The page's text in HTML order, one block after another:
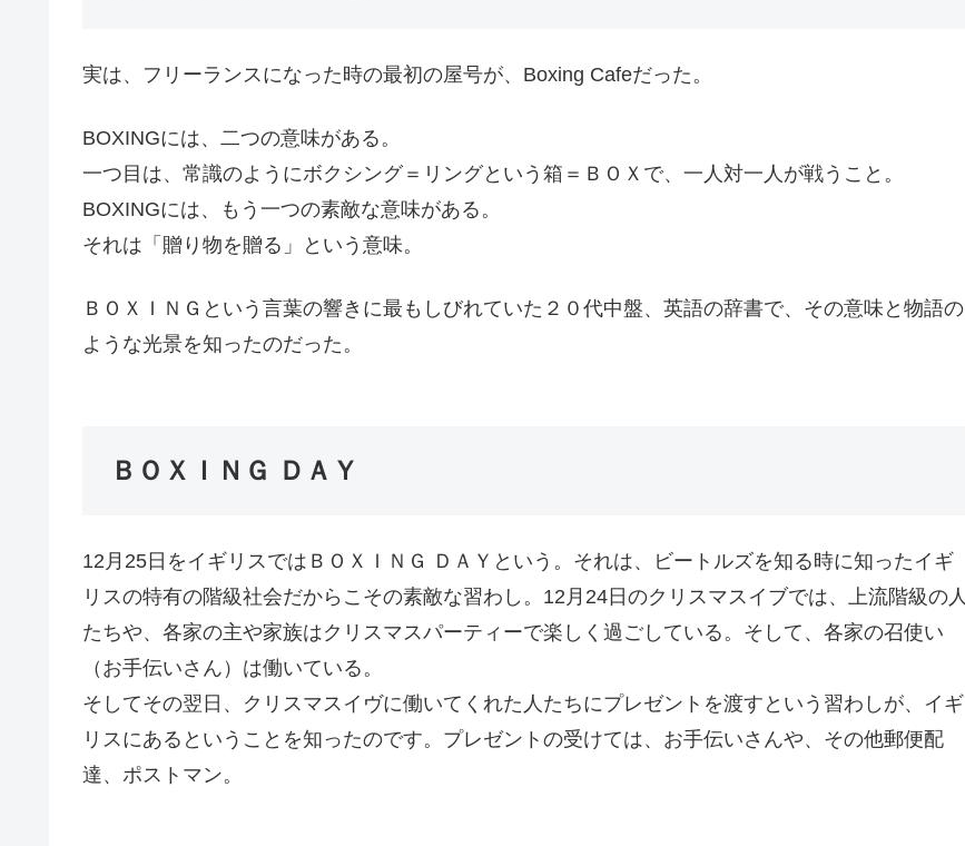
実は、フリーランスになった時の最初の屋号が、Boxing Cafeだった。
BOXINGには、二つの意味がある。
一つ目は、常識のようにボクシング＝リングという箱＝ＢＯＸで、一人対一人が戦うこと。
BOXINGには、もう一つの素敵な意味がある。
それは「贈り物を贈る」という意味。
ＢＯＸＩＮＧという言葉の響きに最もしびれていた２０代中盤、英語の辞書で、その意味と物語の
ような光景を知ったのだった。
ＢＯＸＩＮＧ ＤＡＹ
12月25日をイギリスではＢＯＸＩＮＧ ＤＡＹという。それは、ビートルズを知る時に知ったイギ
リスの特有の階級社会だからこその素敵な習わし。12月24日のクリスマスイブでは、上流階級の人
たちや、各家の主や家族はクリスマスパーティーで楽しく過ごしている。そして、各家の召使い
（お手伝いさん）は働いている。
そしてその翌日、クリスマスイヴに働いてくれた人たちにプレゼントを渡すという習わしが、イギ
リスにあるということを知ったのです。プレゼントの受けては、お手伝いさんや、その他郵便配
達、ポストマン。